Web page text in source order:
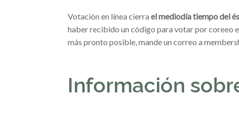
Votación en línea cierra el mediodía tiempo del
haber recibido un código para votar por coreeo
más pronto posible, mande un correo a
Información